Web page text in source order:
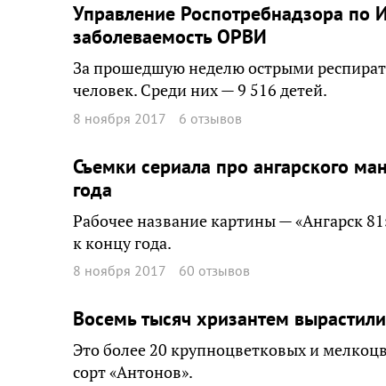
Управление Роспотребнадзора по
заболеваемость ОРВИ
За прошедшую неделю острыми
человек. Среди них — 9 516 детей.
8 ноября 2017 6 отзывов
Съемки сериала про ангарского
года
Рабочее название картины — «Ангарск
к концу года.
8 ноября 2017 60 отзывов
Восемь тысяч хризантем
Это более 20 крупноцветковых и
сорт «Антонов».